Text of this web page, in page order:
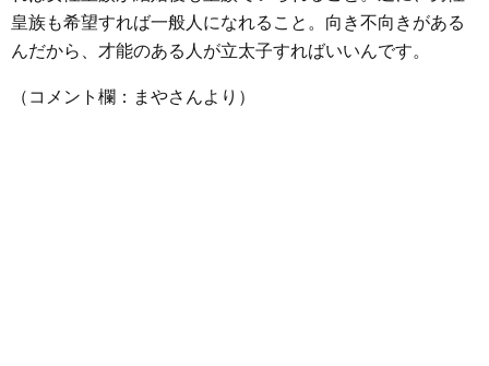
皇族も希望すれば一般人になれること。向き不向きがある
んだから、才能のある人が立太子すればいいんです。
（コメント欄：まやさんより）